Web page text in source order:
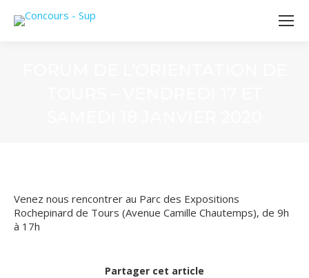
Venez nous rencontrer au Parc des Expositions
Rochepinard de Tours (Avenue Camille Chautemps), de 9h
à 17h
Partager cet article